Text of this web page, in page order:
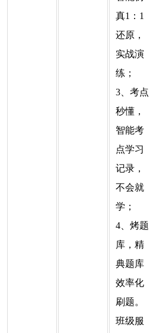
真1：1
还原，
实战演
练；
3、考点
秒懂，
智能考
点学习
记录，
不会就
学；
4、烤题
库，精
典题库
效率化
刷题。
班级服